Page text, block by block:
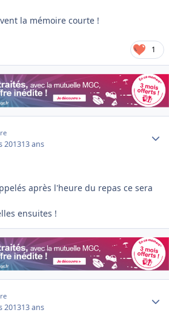
la mémoire courte !
1
201313 ans
après l'heure du repas ce sera
ensuites !
201313 ans